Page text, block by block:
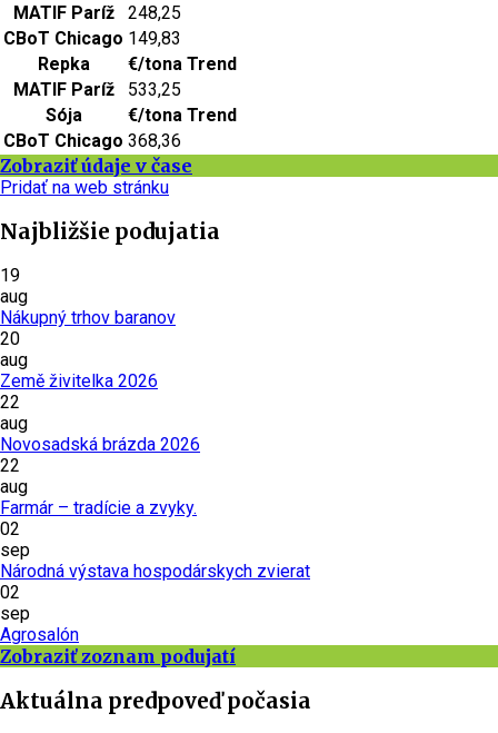
MATIF Paríž
248,25
CBoT Chicago 149,83
Repka
€/tona Trend
MATIF Paríž
533,25
Sója
€/tona Trend
CBoT Chicago 368,36
Zobraziť údaje v čase
Pridať na web stránku
Najbližšie podujatia
19
aug
Nákupný trhov baranov
20
aug
Země živitelka 2026
22
aug
Novosadská brázda 2026
22
aug
Farmár – tradície a zvyky.
02
sep
Národná výstava hospodárskych zvierat
02
sep
Agrosalón
Zobraziť zoznam podujatí
Aktuálna predpoveď počasia